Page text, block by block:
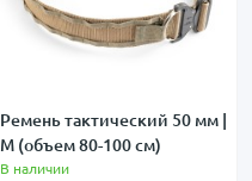
Ремень тактический 50 мм |
M (объем 80-100 см)
В наличии